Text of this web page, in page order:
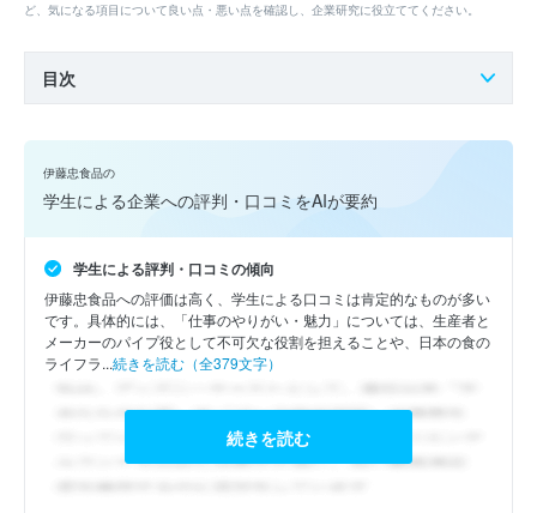
ど、気になる項目について良い点・悪い点を確認し、企業研究に役立ててください。
目次
伊藤忠食品の
学生による企業への評判・口コミをAIが要約
学生による評判・口コミの傾向
伊藤忠食品への評価は高く、学生による口コミは肯定的なものが多い
です。具体的には、「仕事のやりがい・魅力」については、生産者と
メーカーのパイプ役として不可欠な役割を担えることや、日本の食の
ライフラ...続きを読む（全379文字）
続きを読む